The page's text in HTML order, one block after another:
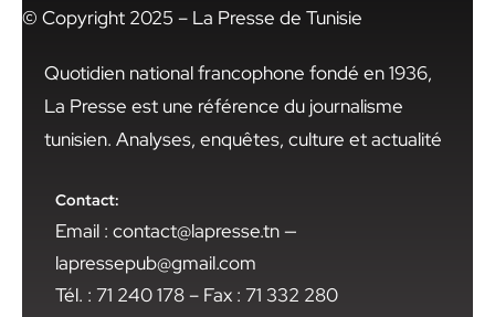
© Copyright 2025 – La Presse de Tunisie
Quotidien national francophone fondé en 1936,
La Presse est une référence du journalisme
tunisien. Analyses, enquêtes, culture et actualité
Contact:
Email : contact@lapresse.tn —
lapressepub@gmail.com
Tél. : 71 240 178 – Fax : 71 332 280